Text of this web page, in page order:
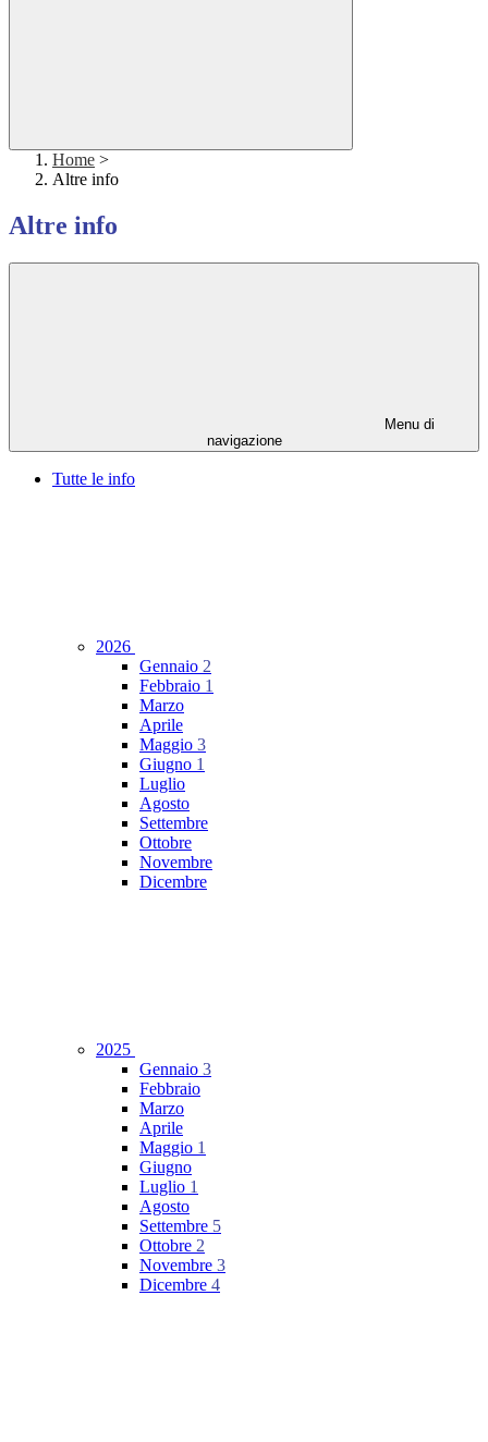
Home >
Altre info
Altre info
Menu di
navigazione
Tutte le info
2026
Gennaio 2
Febbraio 1
Marzo
Aprile
Maggio 3
Giugno 1
Luglio
Agosto
Settembre
Ottobre
Novembre
Dicembre
2025
Gennaio 3
Febbraio
Marzo
Aprile
Maggio 1
Giugno
Luglio 1
Agosto
Settembre 5
Ottobre 2
Novembre 3
Dicembre 4